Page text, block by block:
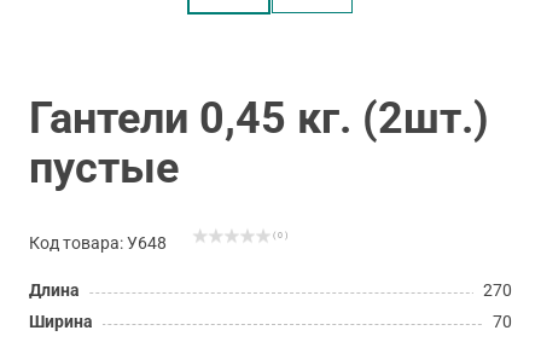
Гантели 0,45 кг. (2шт.)
пустые
Код товара: У648 ( 0 )
Длина
270
Ширина
70